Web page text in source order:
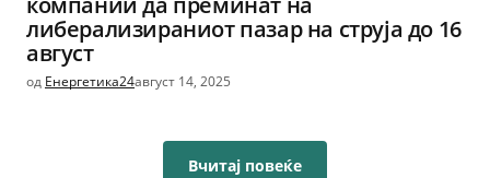
либерализираниот пазар на струја до 16
август
од Енергетика24август 14, 2025
Вчитај повеќе